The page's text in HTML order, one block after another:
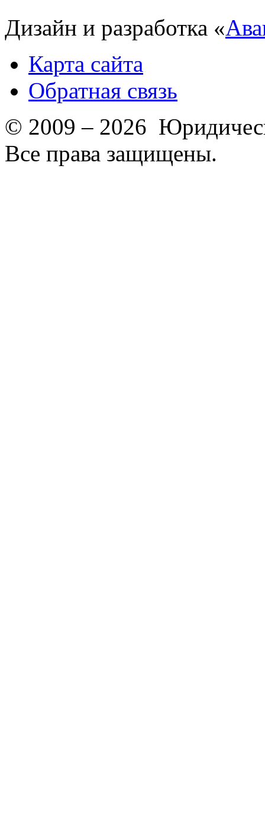
Дизайн и разработка «
Карта сайта
Обратная связь
© 2009 – 2026
Все права защищены.